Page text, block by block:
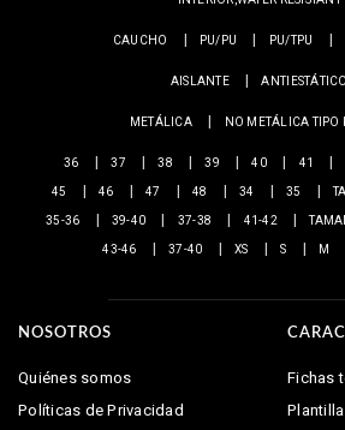
CAUCHO PU/PU PU/TPU
AISLANTE ANTIESTÁTICO
METÁLICA NO METÁLICA TIPO
36 37 38 39 40 41
45
46 47 48 34 35
35-36
39-40 37-38 41-42
43-46
37-40 XS S M
NOSOTROS
Quiénes somos
Políticas de Privacidad
Fichas